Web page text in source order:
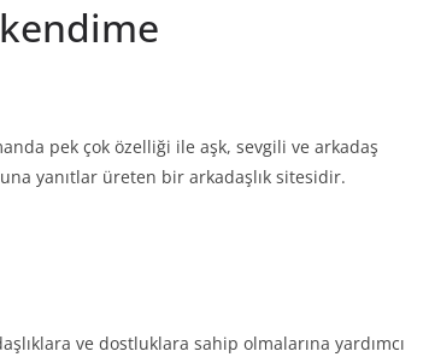
pek çok özelliği ile aşk, sevgili ve arkadaş
yanıtlar üreten bir arkadaşlık sitesidir.
ve dostluklara sahip olmalarına yardımcı